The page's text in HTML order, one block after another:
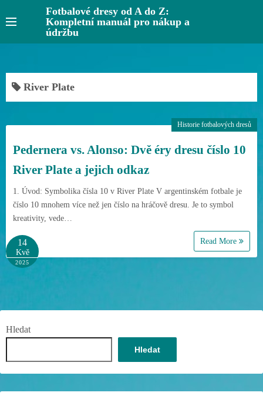
Fotbalové dresy od A do Z:
Kompletní manuál pro nákup a
údržbu
River Plate
Pedernera vs. Alonso: Dvě éry dresu číslo 10
River Plate a jejich odkaz
1. Úvod: Symbolika čísla 10 v River Plate V argentinském fotbale je
číslo 10 mnohem více než jen číslo na hráčově dresu. Je to symbol
kreativity, vede…
Read More
Historie fotbalových dresů
14
Kvě
2025
Hledat
Hledat